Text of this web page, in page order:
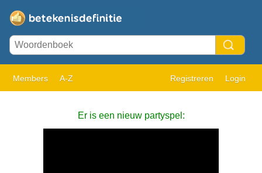
Members A-Z Registreren Login
Er is een nieuw partyspel: